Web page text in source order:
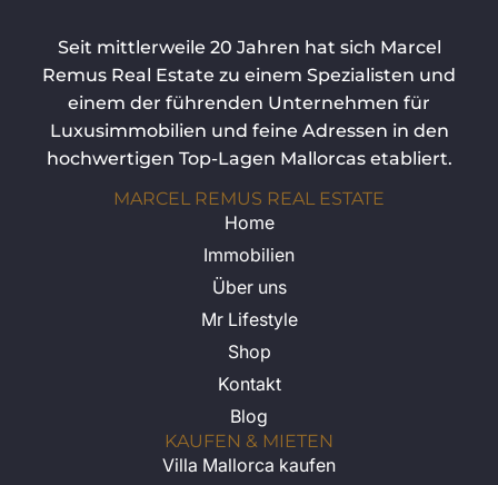
Seit mittlerweile 20 Jahren hat sich Marcel
Remus Real Estate zu einem Spezialisten und
einem der führenden Unternehmen für
Luxusimmobilien und feine Adressen in den
hochwertigen Top-Lagen Mallorcas etabliert.
MARCEL REMUS REAL ESTATE
Home
Immobilien
Über uns
Mr Lifestyle
Shop
Kontakt
Blog
KAUFEN & MIETEN
Villa Mallorca kaufen